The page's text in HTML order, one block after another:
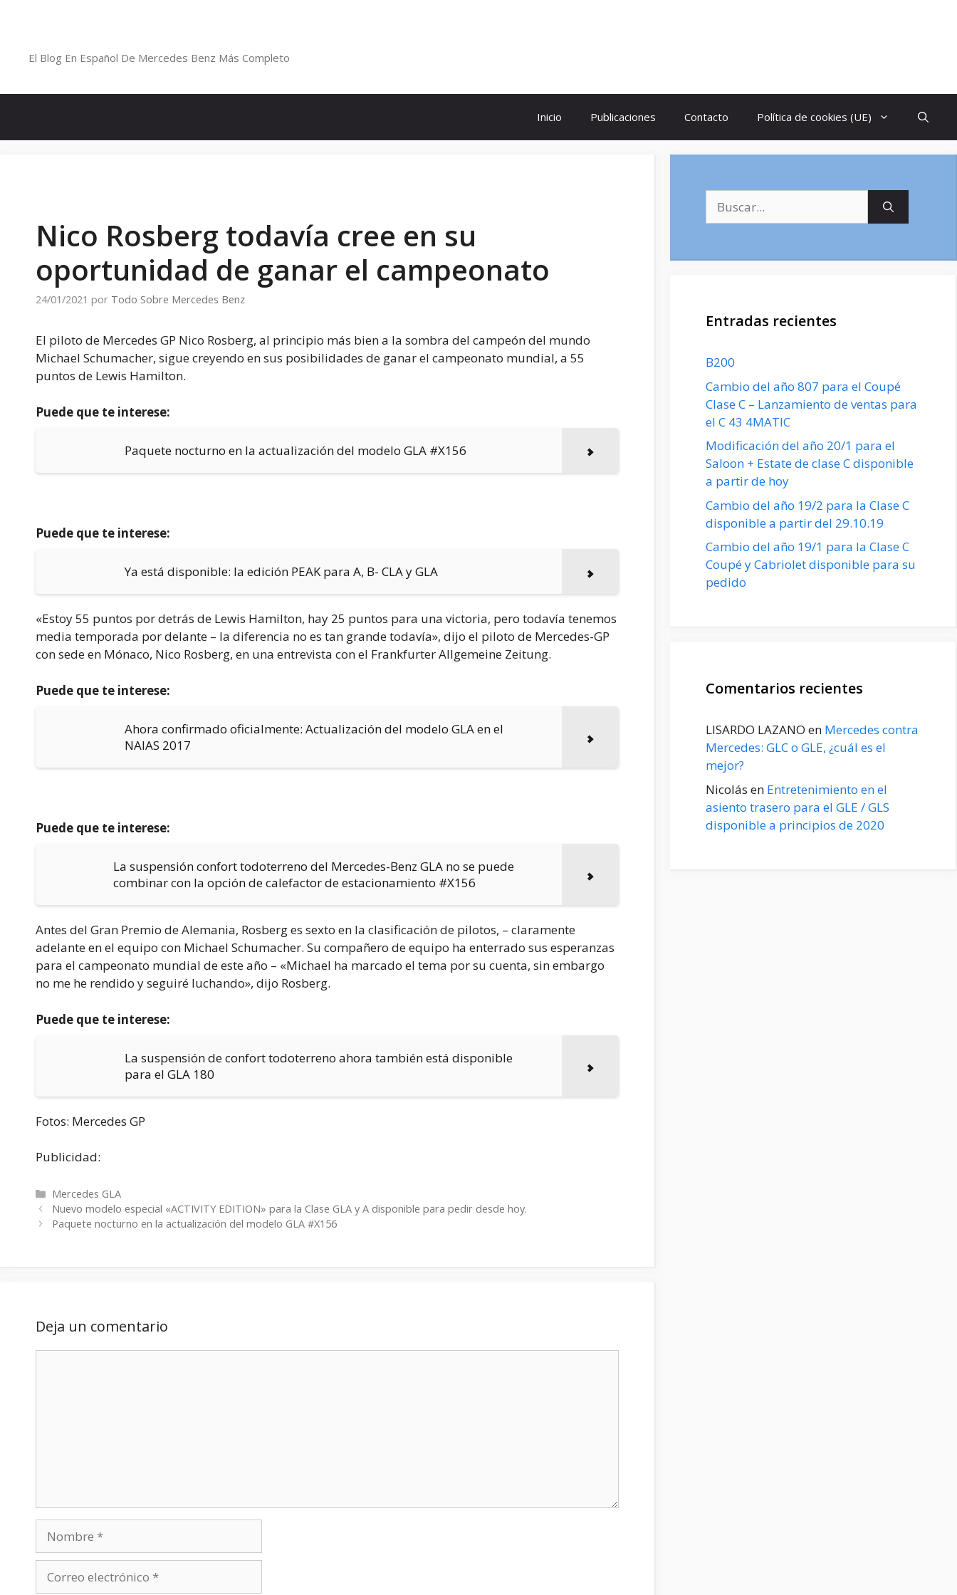
El Blog En Español De Mercedes Benz Más Completo
Inicio Publicaciones Contacto Política de cookies (UE)
Nico Rosberg todavía cree en su
oportunidad de ganar el campeonato
24/01/2021 por Todo Sobre Mercedes Benz
El piloto de Mercedes GP Nico Rosberg, al principio más bien a la sombra del campeón del mundo
Michael Schumacher, sigue creyendo en sus posibilidades de ganar el campeonato mundial, a 55
puntos de Lewis Hamilton.
Puede que te interese:
Paquete nocturno en la actualización del modelo GLA #X156
Puede que te interese:
Ya está disponible: la edición PEAK para A, B- CLA y GLA
«Estoy 55 puntos por detrás de Lewis Hamilton, hay 25 puntos para una victoria, pero todavía tenemos
media temporada por delante – la diferencia no es tan grande todavía», dijo el piloto de Mercedes-GP
con sede en Mónaco, Nico Rosberg, en una entrevista con el Frankfurter Allgemeine Zeitung.
Puede que te interese:
Ahora confirmado oficialmente: Actualización del modelo GLA en el
NAIAS 2017
Puede que te interese:
La suspensión confort todoterreno del Mercedes-Benz GLA no se puede
combinar con la opción de calefactor de estacionamiento #X156
Antes del Gran Premio de Alemania, Rosberg es sexto en la clasificación de pilotos, – claramente
adelante en el equipo con Michael Schumacher. Su compañero de equipo ha enterrado sus esperanzas
para el campeonato mundial de este año – «Michael ha marcado el tema por su cuenta, sin embargo
no me he rendido y seguiré luchando», dijo Rosberg.
Puede que te interese:
La suspensión de confort todoterreno ahora también está disponible
para el GLA 180
Fotos: Mercedes GP
Publicidad:
Categorías
Mercedes GLA
Nuevo modelo especial «ACTIVITY EDITION» para la Clase GLA y A disponible para pedir desde hoy.
Paquete nocturno en la actualización del modelo GLA #X156
Deja un comentario
electrónico
Entradas recientes
B200
Cambio del año 807 para el Coupé
Clase C – Lanzamiento de ventas para
el C 43 4MATIC
Modificación del año 20/1 para el
Saloon + Estate de clase C disponible
a partir de hoy
Cambio del año 19/2 para la Clase C
disponible a partir del 29.10.19
Cambio del año 19/1 para la Clase C
Coupé y Cabriolet disponible para su
pedido
Comentarios recientes
LISARDO LAZANO en Mercedes contra
Mercedes: GLC o GLE, ¿cuál es el
mejor?
Nicolás en Entretenimiento en el
asiento trasero para el GLE / GLS
disponible a principios de 2020